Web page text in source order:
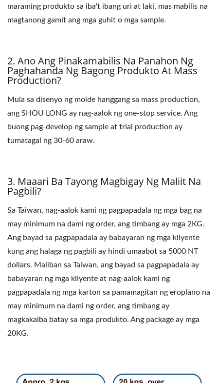
maraming produkto sa iba't ibang uri at laki, mas mabilis na
magtanong gamit ang mga guhit o mga sample.
2. Ano Ang Pinakamabilis Na Panahon Ng
Paghahanda Ng Bagong Produkto At Mass
Production?
Mula sa disenyo ng molde hanggang sa mass production,
ang SHOU LONG ay nag-aalok ng one-stop service. Ang
buong pag-develop ng sample at trial production ay
tumatagal ng 30-60 araw.
3. Maaari Ba Tayong Magbigay Ng Maliit Na
Pagbili?
Sa Taiwan, nag-aalok kami ng pagpapadala ng mga bag na
may minimum na dami ng order, ang timbang ay mga 2KG.
Ang bayad sa pagpapadala ay babayaran ng mga kliyente
kung ang halaga ng pagbili ay hindi umaabot sa 5000 NT
dollars. Maliban sa Taiwan, ang bayad sa pagpapadala ay
babayaran ng mga kliyente at nag-aalok kami ng
pagpapadala ng mga karton sa pamamagitan ng eroplano na
may minimum na dami ng order, ang timbang ay
magkakaiba batay sa mga produkto. Ang package ay mga
20KG.